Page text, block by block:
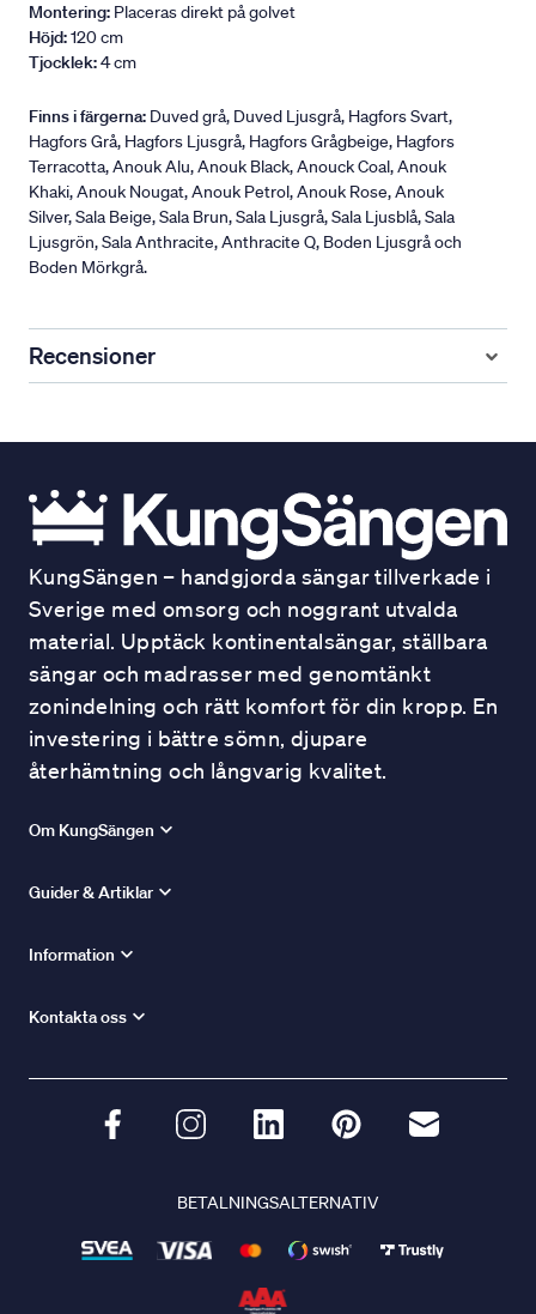
Montering: Placeras direkt på golvet
Höjd:120 cm
Tjocklek:4 cm
Finns i färgerna: Duved grå, Duved Ljusgrå, Hagfors Svart,
Hagfors Grå, Hagfors Ljusgrå, Hagfors Grågbeige, Hagfors
Terracotta, Anouk Alu, Anouk Black, Anouck Coal, Anouk
Khaki, Anouk Nougat, Anouk Petrol, Anouk Rose, Anouk
Silver, Sala Beige, Sala Brun, Sala Ljusgrå, Sala Ljusblå, Sala
Ljusgrön, Sala Anthracite, Anthracite Q, Boden Ljusgrå och
Boden Mörkgrå.
Recensioner
KungSängen – handgjorda sängar tillverkade i
Sverige med omsorg och noggrant utvalda
material. Upptäck kontinentalsängar, ställbara
sängar och madrasser med genomtänkt
zonindelning och rätt komfort för din kropp. En
investering i bättre sömn, djupare
återhämtning och långvarig kvalitet.
Om KungSängen
Guider & Artiklar
Information
Kontakta oss
BETALNINGSALTERNATIV